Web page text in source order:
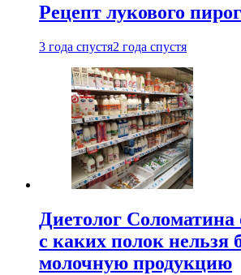
Рецепт лукового
3 года спустя2 года спустя
Диетолог Соломатина
с каких полок нельзя
молочную продукцию